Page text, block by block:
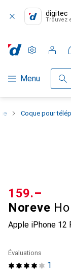
digitec
Trouvez
Navigation par
Menu
Paramètres
Compte
Listes de
Listes
Panier
Coque pour
Noreve
Apple iPhone 12
CHF
159.–
1
Évaluations